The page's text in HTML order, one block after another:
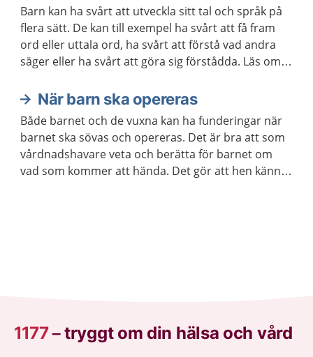
Barn kan ha svårt att utveckla sitt tal och språk på
flera sätt. De kan till exempel ha svårt att få fram
ord eller uttala ord, ha svårt att förstå vad andra
säger eller ha svårt att göra sig förstådda. Läs om
När barn ska opereras
Både barnet och de vuxna kan ha funderingar när
barnet ska sövas och opereras. Det är bra att som
vårdnadshavare veta och berätta för barnet om
vad som kommer att hända. Det gör att hen känner
1177–tryggt om din hälsa och vård